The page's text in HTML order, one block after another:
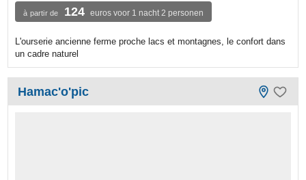
à partir de 124 euros voor 1 nacht 2 personen
L'ourserie ancienne ferme proche lacs et montagnes, le confort dans
un cadre naturel
Hamac'o'pic